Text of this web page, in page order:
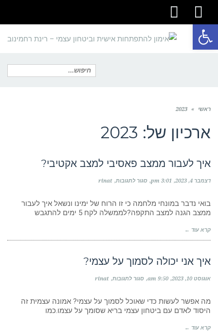
פתח סרגל נגישות
facebook
youtube
תפריט
ראשי »
2023
ארכיון של: 2023
איך לעבור ממצב פאסיבי למצב אקטיבי?
דצמבר 4, 2023 3:01 pm סגור לתגובותעל
ממצב
פאסיבי
למצב
rinat
בואי נדבר במונחי מלחמה כי זו הרוח של ימינו ונשאל איך לעבור
ממצב הגנה למצב התקפה?לממשלה לקח 5 ימים להתגבש
קרא עוד ←
איך אני יכולה לסמוך על עצמי?
אוגוסט 10, 2023 9:50 am סגור לתגובותעל
יכולה
לסמוך
על
rinat
מה אפשר לעשות כדי שאוכל לסמוך על עצמי? אמונה עצמית זה
היסוד לאדם עם ביטחון עצמי בריא שסומך על עצמו.כמו
קרא עוד ←